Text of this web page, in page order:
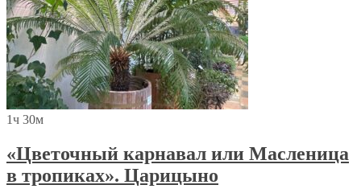
1ч 30м
«Цветочный карнавал или Масленица
в тропиках». Царицыно